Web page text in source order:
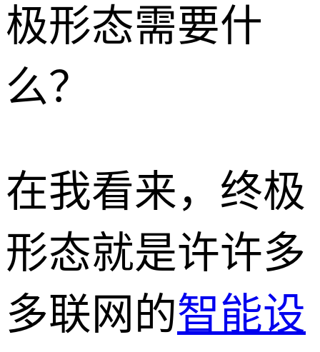
极形态需要什
么？
在我看来，终极
形态就是许许多
多联网的智能设